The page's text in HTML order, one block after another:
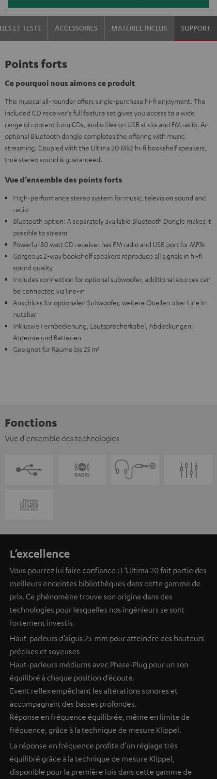
ET TESTS ACCESSOIRES MATÉRIEL INCLUS SUPPORT
Points forts
Ce pourquoi nous aimons ce produit
This musical all-rounder offers single-purchase hi-fi enjoyment. The
included CD receiver’s full feature set gives you access to a wide
range of content from CDs, audio files on USB sticks and FM radio. An
optional Bluetooth dongle completes the offering with music
streaming. Coupled with the Ultima 20 Mk2 hi-fi bookshelf speakers,
true stereo sound is guaranteed.
Vue d’ensemble des points forts
High-performance stereo system for music, television sound and
radio
Bluetooth option: A separately available Bluetooth Dongle makes it
possible to stream
Powerful 80 watt CD receiver has FM radio and USB port for MP3s
Gorgeous 2-way bookshelf speakers reproduce all signals in hi-fi
sound quality
Includes connection for optional subwoofer, additional sources can
be connected via line-in
Anschluss für optionalen Subwoofer, weitere Quellen über Line In
nutzbar
Inklusive Fernbedienung, Lautsprecherkabel, Abdeckungen,
Antenne und Batterien
Geeignet für Räume bis 25 m²
Fonctions
Vue d'ensemble des technologies
L’excellence
Vous pourrez lui faire confiance : L’Ultima 20 fait partie des
meilleurs enceintes bibliothèques dans cette gamme de
prix. Ce phénomène trouve son origine dans des
technologies pour lesquelles nos ingénieurs se sont
fortement investis.
Haut-parleurs d’aigus 25-mm pour atteindre des hauteurs
précises et soyeuses
Haut-parleurs médiums avec Phase-Plug pour un son
équilibré à chaque position d’écoute.
Event reflex empêchant les altérations sonores et
accompagnant des basses profondes.
Réponse en fréquence équilibrée, même en limite de
fréquence, grâce à la technique de mesure Klippel.
La réponse en fréquence profite d’un réglage très
équilibré grâce à la technique de mesure Klippel,
disponible pour la première fois dans cette gamme de